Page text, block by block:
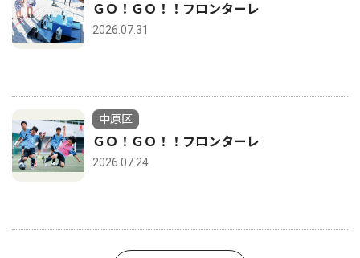
ＧＯ！ＧＯ！！フロンターレ
2026.07.31
中原区
ＧＯ！ＧＯ！！フロンターレ
2026.07.24